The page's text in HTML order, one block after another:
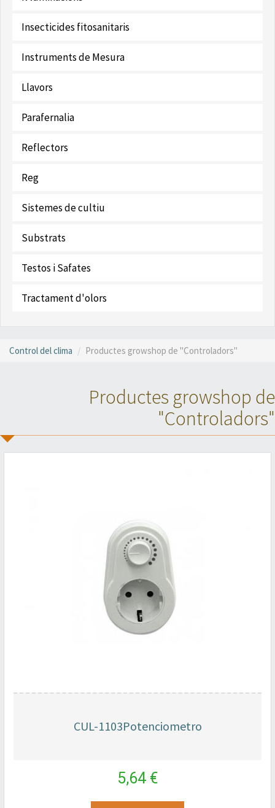
Insecticides fitosanitaris
Instruments de Mesura
Llavors
Parafernalia
Reflectors
Reg
Sistemes de cultiu
Substrats
Testos i Safates
Tractament d'olors
Control del clima Productes growshop de "Controladors"
Productes growshop de
"Controladors"
CUL-1103Potenciometro
5,64 €